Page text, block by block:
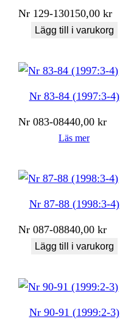
Nr 129-130150,00kr
Lägg till i varukorg
Nr 83-84 (1997:3-4)
Nr 083-08440,00kr
Läs mer
Nr 87-88 (1998:3-4)
Nr 087-08840,00kr
Lägg till i varukorg
Nr 90-91 (1999:2-3)